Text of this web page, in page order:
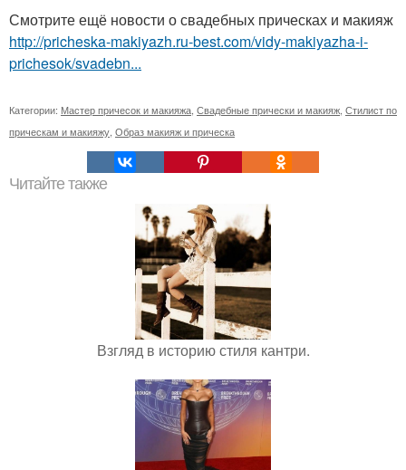
Смотрите ещё новости о свадебных прическах и макияж
http://pricheska-makiyazh.ru-best.com/vidy-makiyazha-i-
prichesok/svadebn...
Категории: Мастер причесок и макияжа Свадебные прически и макияж Стилист по
прическам и макияжу Образ макияж и прическа
Читайте также
Взгляд в историю стиля кантри.